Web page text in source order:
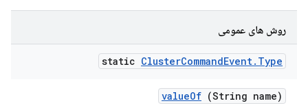
روش های عمومی
static ClusterCommandEvent. Type
valueOf (String name)